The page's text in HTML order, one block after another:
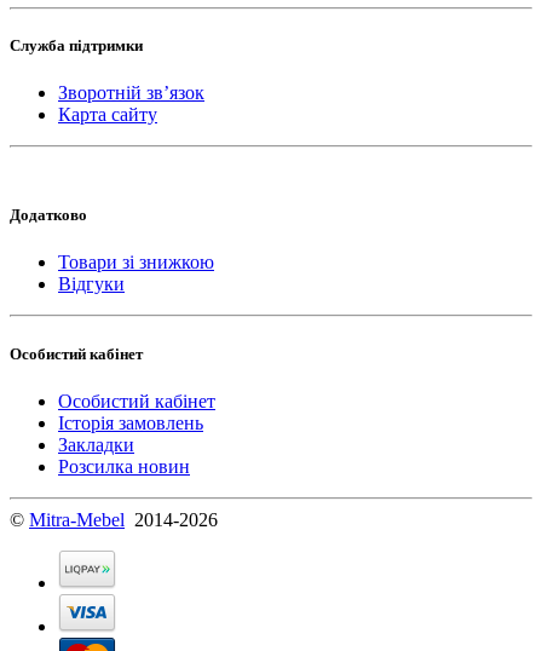
Служба підтримки
Зворотній зв’язок
Карта сайту
Додатково
Товари зі знижкою
Відгуки
Особистий кабінет
Особистий кабінет
Історія замовлень
Закладки
Розсилка новин
© Mitra-Mebel 2014-2026